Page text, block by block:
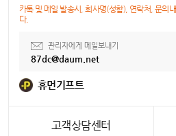
카톡 및 메일 발송시, 회사명(성함), 연락처, 문의
다.
관리자에게 메일보내기
87dc@daum.net
휴먼기프트
고객상담센터